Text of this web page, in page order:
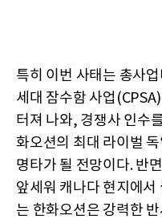
특히 이번 사태는 총사
세대 잠수함 사업
터져 나와, 경쟁사 인수
화오션의 최대 라이벌
명타가 될 전망이다. 반
앞세워 캐나다 현지에서
는 한화오션은 강력한